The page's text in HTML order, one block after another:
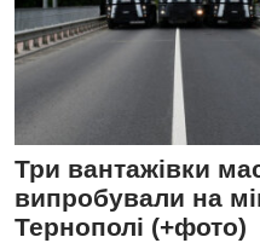
Три вантажівки
випробували на
Тернополі (+фото)